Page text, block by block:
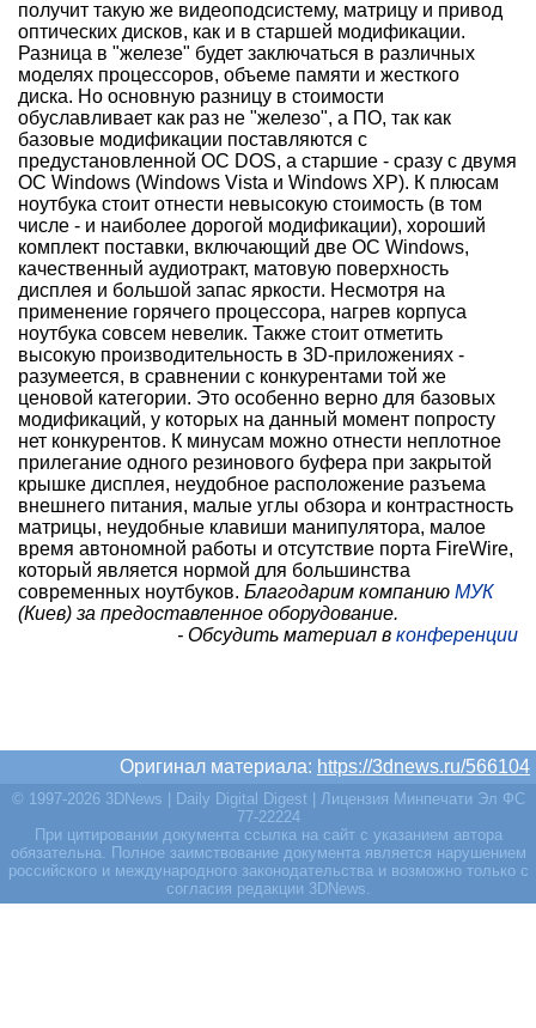
получит такую же видеоподсистему, матрицу и привод
оптических дисков, как и в старшей модификации.
Разница в "железе" будет заключаться в различных
моделях процессоров, объеме памяти и жесткого
диска. Но основную разницу в стоимости
обуславливает как раз не "железо", а ПО, так как
базовые модификации поставляются с
предустановленной ОС DOS, а старшие - сразу с двумя
ОС Windows (Windows Vista и Windows XP). К плюсам
ноутбука стоит отнести невысокую стоимость (в том
числе - и наиболее дорогой модификации), хороший
комплект поставки, включающий две ОС Windows,
качественный аудиотракт, матовую поверхность
дисплея и большой запас яркости. Несмотря на
применение горячего процессора, нагрев корпуса
ноутбука совсем невелик. Также стоит отметить
высокую производительность в 3D-приложениях -
разумеется, в сравнении с конкурентами той же
ценовой категории. Это особенно верно для базовых
модификаций, у которых на данный момент попросту
нет конкурентов. К минусам можно отнести неплотное
прилегание одного резинового буфера при закрытой
крышке дисплея, неудобное расположение разъема
внешнего питания, малые углы обзора и контрастность
матрицы, неудобные клавиши манипулятора, малое
время автономной работы и отсутствие порта FireWire,
который является нормой для большинства
современных ноутбуков. Благодарим компанию МУК
(Киев) за предоставленное оборудование.
- Обсудить материал в конференции
Оригинал материала: https://3dnews.ru/566104
© 1997-2026 3DNews | Daily Digital Digest | Лицензия Минпечати Эл ФС
77-22224
При цитировании документа ссылка на сайт с указанием автора
обязательна. Полное заимствование документа является нарушением
российского и международного законодательства и возможно только с
согласия редакции 3DNews.